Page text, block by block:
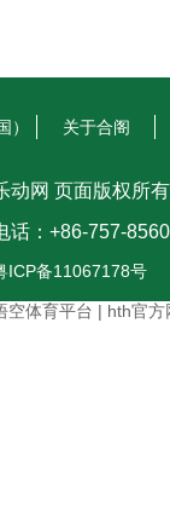
） 关于合阁
动网 页面版权所有
话：+86-757-
ICP备11067178号
空体育平台 | hth官方